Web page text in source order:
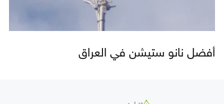
أفضل نانو ستيشن في العراق